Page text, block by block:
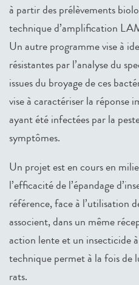
à partir des prélèvements
technique d’amplification
Un autre programme vise à
résistantes par l’analyse du
issues du broyage de ces
vise à caractériser la réponse
ayant été infectées par la
symptômes.
Un projet est en cours en
l’efficacité de l’épandage
référence, face à l’utilisation
associent, dans un même
action lente et un insecticide
technique permet à la fois de
rats.